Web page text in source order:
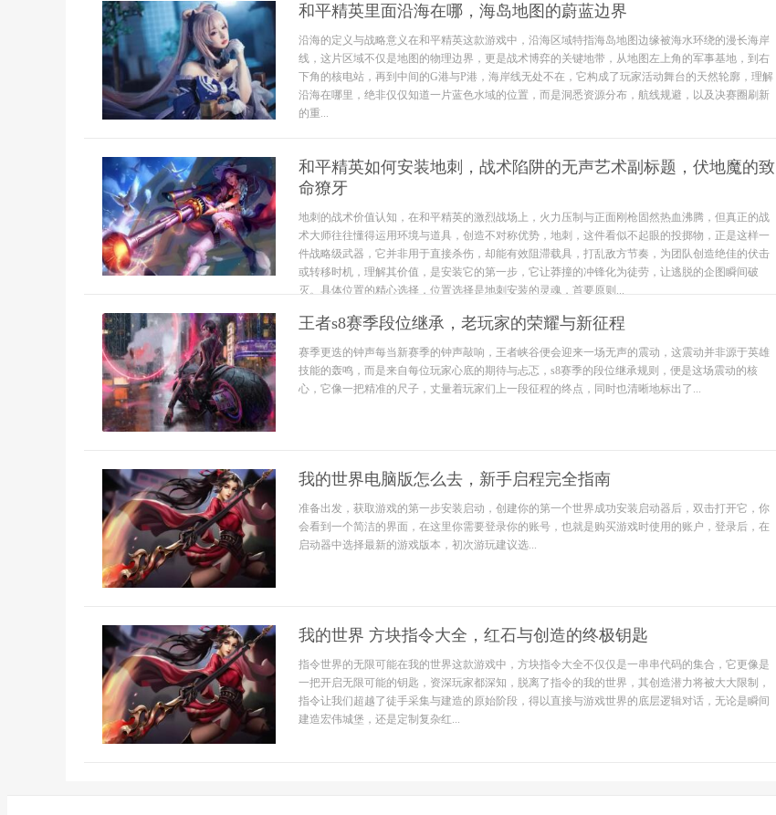
和平精英里面沿海在哪，海岛地图的蔚蓝边界
沿海的定义与战略意义在和平精英这款游戏中，沿海区域特指海岛地图边缘被海水环绕的漫长海岸
线，这片区域不仅是地图的物理边界，更是战术博弈的关键地带，从地图左上角的军事基地，到右
下角的核电站，再到中间的G港与P港，海岸线无处不在，它构成了玩家活动舞台的天然轮廓，理解
沿海在哪里，绝非仅仅知道一片蓝色水域的位置，而是洞悉资源分布，航线规避，以及决赛圈刷新
的重...
和平精英如何安装地刺，战术陷阱的无声艺术副标题，伏地魔的致
命獠牙
地刺的战术价值认知，在和平精英的激烈战场上，火力压制与正面刚枪固然热血沸腾，但真正的战
术大师往往懂得运用环境与道具，创造不对称优势，地刺，这件看似不起眼的投掷物，正是这样一
件战略级武器，它并非用于直接杀伤，却能有效阻滞载具，打乱敌方节奏，为团队创造绝佳的伏击
或转移时机，理解其价值，是安装它的第一步，它让莽撞的冲锋化为徒劳，让逃脱的企图瞬间破
灭。具体位置的精心选择，位置选择是地刺安装的灵魂，首要原则...
王者s8赛季段位继承，老玩家的荣耀与新征程
赛季更迭的钟声每当新赛季的钟声敲响，王者峡谷便会迎来一场无声的震动，这震动并非源于英雄
技能的轰鸣，而是来自每位玩家心底的期待与忐忑，s8赛季的段位继承规则，便是这场震动的核
心，它像一把精准的尺子，丈量着玩家们上一段征程的终点，同时也清晰地标出了...
我的世界电脑版怎么去，新手启程完全指南
准备出发，获取游戏的第一步安装启动，创建你的第一个世界成功安装启动器后，双击打开它，你
会看到一个简洁的界面，在这里你需要登录你的账号，也就是购买游戏时使用的账户，登录后，在
启动器中选择最新的游戏版本，初次游玩建议选...
我的世界 方块指令大全，红石与创造的终极钥匙
指令世界的无限可能在我的世界这款游戏中，方块指令大全不仅仅是一串串代码的集合，它更像是
一把开启无限可能的钥匙，资深玩家都深知，脱离了指令的我的世界，其创造潜力将被大大限制，
指令让我们超越了徒手采集与建造的原始阶段，得以直接与游戏世界的底层逻辑对话，无论是瞬间
建造宏伟城堡，还是定制复杂红...